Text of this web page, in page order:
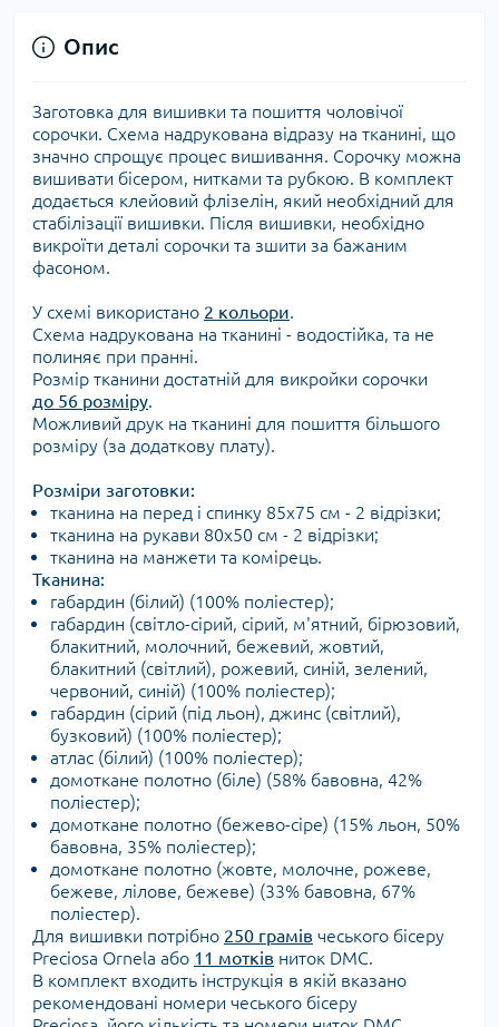
Опис
Заготовка для вишивки та пошиття чоловічої
сорочки. Схема надрукована відразу на тканині, що
значно спрощує процес вишивання. Сорочку можна
вишивати бісером, нитками та рубкою. В комплект
додається клейовий флізелін, який необхідний для
стабілізації вишивки. Після вишивки, необхідно
викроїти деталі сорочки та зшити за бажаним
фасоном.
У схемі використано 2 кольори.
Схема надрукована на тканині - водостійка, та не
полиняє при пранні.
Розмір тканини достатній для викройки сорочки
до 56 розміру.
Можливий друк на тканині для пошиття більшого
розміру (за додаткову плату).
Розміри заготовки:
тканина на перед і спинку 85х75 см - 2 відрізки;
тканина на рукави 80х50 см - 2 відрізки;
тканина на манжети та комірець.
Тканина:
габардин (білий) (100% поліестер);
габардин (світло-сірий, сірий, м'ятний, бірюзовий,
блакитний, молочний, бежевий, жовтий,
блакитний (світлий), рожевий, синій, зелений,
червоний, синій) (100% поліестер);
габардин (сірий (під льон), джинс (світлий),
бузковий) (100% поліестер);
атлас (білий) (100% поліестер);
домоткане полотно (біле) (58% бавовна, 42%
поліестер);
домоткане полотно (бежево-сіре) (15% льон, 50%
бавовна, 35% поліестер);
домоткане полотно (жовте, молочне, рожеве,
бежеве, лілове, бежеве) (33% бавовна, 67%
поліестер).
Для вишивки потрібно 250 грамів чеського бісеру
Preciosa Ornela або 11 мотків ниток DMC.
В комплект входить інструкція в якій вказано
рекомендовані номери чеського бісеру